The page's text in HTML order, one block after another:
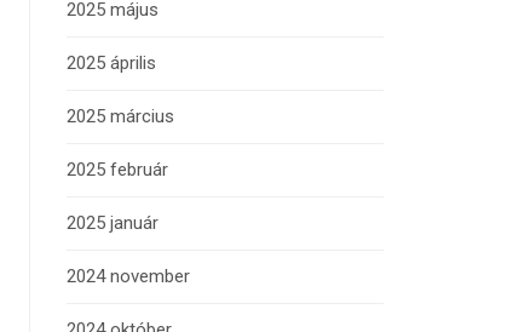
2025 május
2025 április
2025 március
2025 február
2025 január
2024 november